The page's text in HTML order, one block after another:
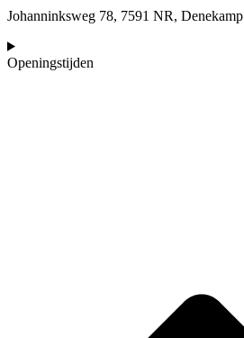
Johanninksweg 78, 7591 NR, Denekamp
Openingstijden